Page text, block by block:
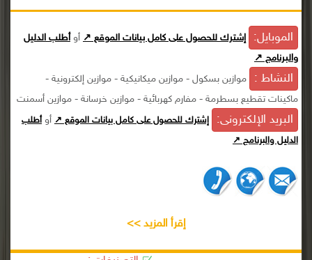
الموبايل: إشترك للحصول على كامل بيانات الموقع ↗ أوأطلب الدليل
والبرنامج ↗
النشاط :
موازين بسكول - موازين ميكانيكية - موازين إلكترونية -
ماكينات تقطيع بسطرمة - مفارم كهربائية - موازين خرسانة - موازين أسمنت
البريد الإلكترونى: إشترك للحصول على كامل بيانات الموقع ↗ أوأطلب
الدليل والبرنامج ↗
إقرأ المزيد >>